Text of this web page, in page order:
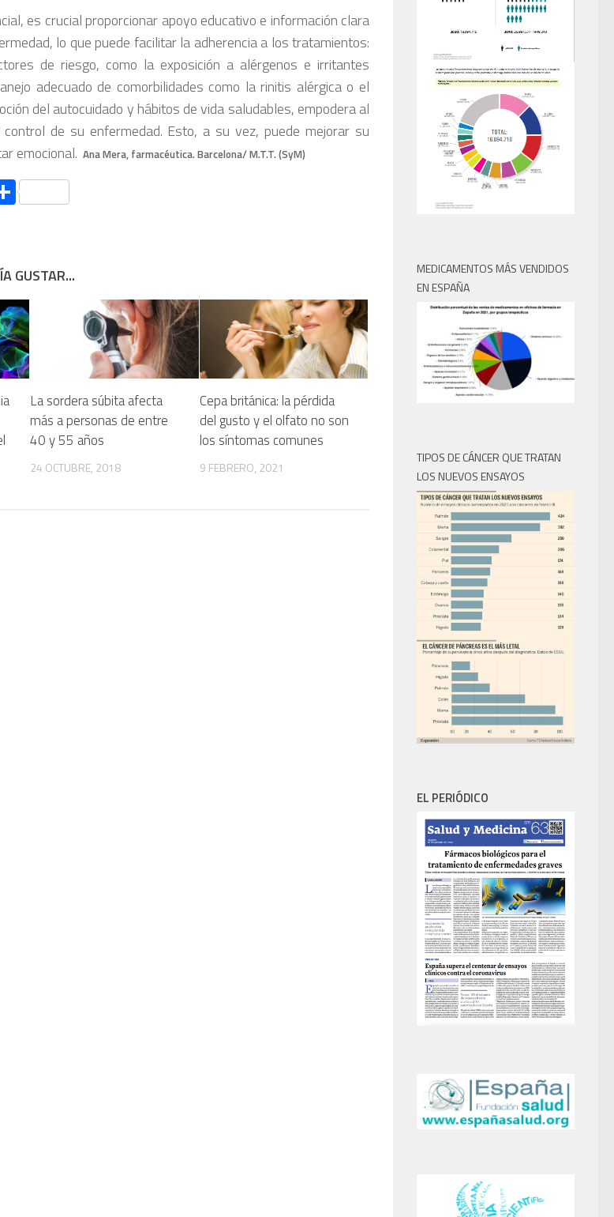
es crucial proporcionar apoyo educativo e información clara
lo que puede facilitar la adherencia a los tratamientos:
de riesgo, como la exposición a alérgenos e irritantes
adecuado de comorbilidades como la rinitis alérgica o el
del autocuidado y hábitos de vida saludables, empodera al
de su enfermedad. Esto, a su vez, puede mejorar su
emocional. Ana Mera, farmacéutica. Barcelona/ M.T.T. (SyM)
Compartir
GUSTAR...
La sordera súbita afecta
más a personas de entre
40 y 55 años
24 OCTUBRE, 2018
Cepa británica: la pérdida
del gusto y el olfato no son
los síntomas comunes
9 FEBRERO, 2021
MEDICAMENTOS MÁS VENDIDOS
EN ESPAÑA
TIPOS DE CÁNCER QUE TRATAN
LOS NUEVOS ENSAYOS
EL PERIÓDICO